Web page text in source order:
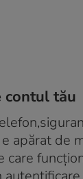
contul tău
apărat de